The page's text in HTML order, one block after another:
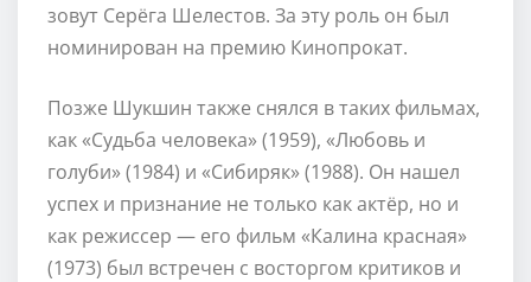
зовут Серёга Шелестов. За эту роль он был
номинирован на премию Кинопрокат.
Позже Шукшин также снялся в таких фильмах,
как «Судьба человека» (1959), «Любовь и
голуби» (1984) и «Сибиряк» (1988). Он нашел
успех и признание не только как актёр, но и
как режиссер — его фильм «Калина красная»
(1973) был встречен с восторгом критиков и